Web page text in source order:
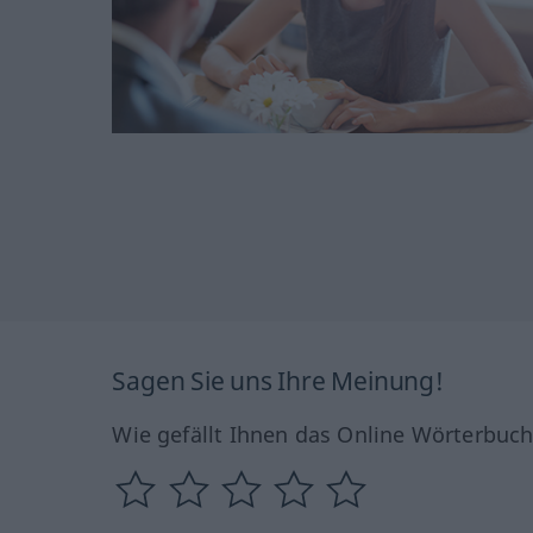
Sagen Sie uns Ihre Meinung!
Wie gefällt Ihnen das Online